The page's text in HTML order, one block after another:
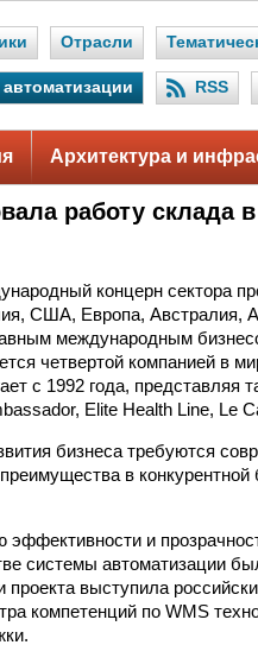
Отрасли
RSS
Архитектура и
работу склада
концерн сектора
США, Европа, Австралия,
международным
четвертой компанией в
с 1992 года, представляя
Elite Health Line, Le
бизнеса требуются
в
и
системы автоматизации
выступила
компетенций по WMS